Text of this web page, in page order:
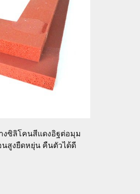
งซิลิโคนสีแดงอิฐต่อมุม
สูงยืดหยุ่น คืนตัวได้ดี